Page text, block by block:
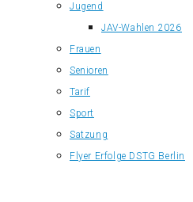
Jugend
JAV-Wahlen 2026
Frauen
Senioren
Tarif
Sport
Satzung
Flyer Erfolge DSTG Berlin